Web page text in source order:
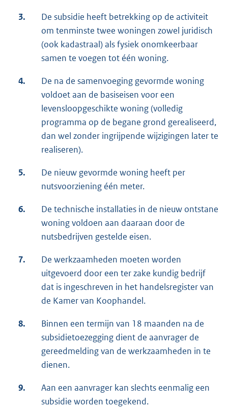
3.
De subsidie heeft betrekking op de activiteit
om tenminste twee woningen zowel juridisch
(ook kadastraal) als fysiek onomkeerbaar
samen te voegen tot één woning.
4.
De na de samenvoeging gevormde woning
voldoet aan de basiseisen voor een
levensloopgeschikte woning (volledig
programma op de begane grond gerealiseerd,
dan wel zonder ingrijpende wijzigingen later te
realiseren).
5.
De nieuw gevormde woning heeft per
nutsvoorziening één meter.
6.
De technische installaties in de nieuw ontstane
woning voldoen aan daaraan door de
nutsbedrijven gestelde eisen.
7.
De werkzaamheden moeten worden
uitgevoerd door een ter zake kundig bedrijf
dat is ingeschreven in het handelsregister van
de Kamer van Koophandel.
8.
Binnen een termijn van 18 maanden na de
subsidietoezegging dient de aanvrager de
gereedmelding van de werkzaamheden in te
dienen.
9.
Aan een aanvrager kan slechts eenmalig een
subsidie worden toegekend.